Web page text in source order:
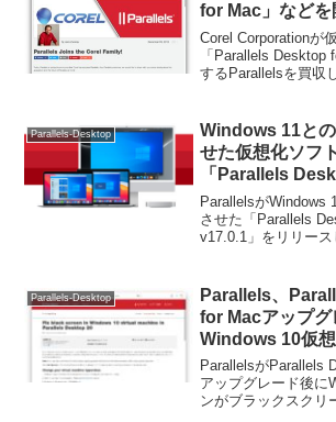
for Mac」などを
Parallelsを買収
Corel Corporationが
「Parallels Desktop
するParallelsを買収
Parallels-Desktop
Windows 11と
せた仮想化ソフ
「Parallels
v17.0.1」アップ
ス。
ParallelsがWindows
させた「Parallels
v17.0.1」をリリース
Parallels-Desktop
Parallels、
for Macアップグ
Windows 10仮
クスクリーンに
題があるとして
公開。
ParallelsがParallels
アップグレード後に
ンがブラックスクリ